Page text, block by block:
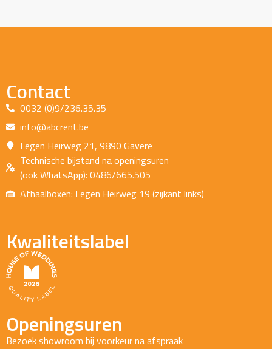
Contact
0032 (0)9/236.35.35
info@abcrent.be
Legen Heirweg 21, 9890 Gavere
Technische bijstand na openingsuren
(ook WhatsApp): 0486/665.505
Afhaalboxen: Legen Heirweg 19 (zijkant links)
Kwaliteitslabel
Openingsuren
Bezoek showroom bij voorkeur na afspraak